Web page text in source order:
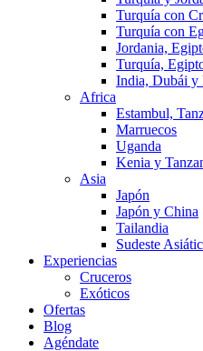
Turquía con
Turquía con
Jordania,
Turquía,
India, Dubái y
Africa
Estambul,
Marruecos
Uganda
Kenia y
Asia
Japón
Japón y China
Tailandia
Sudeste
Experiencias
Cruceros
Exóticos
Ofertas
Blog
Agéndate